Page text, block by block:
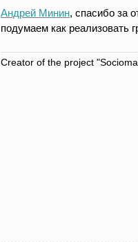
Андрей Минин, спасибо за
подумаем как реализовать
Creator of the project